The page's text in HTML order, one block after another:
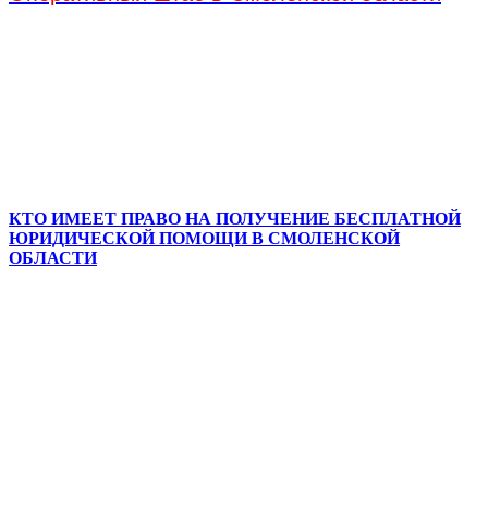
КТО ИМЕЕТ ПРАВО НА ПОЛУЧЕНИЕ БЕСПЛАТНОЙ
ЮРИДИЧЕСКОЙ ПОМОЩИ В СМОЛЕНСКОЙ
ОБЛАСТИ